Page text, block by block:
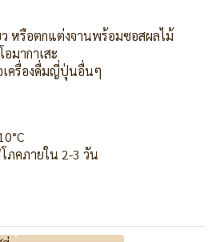
หรือตกแต่งจานพร้อมซอสผลไม้
มากาเสะ
ครื่องดื่มญี่ปุ่นอื่นๆ
ภคภายใน 2-3 วัน